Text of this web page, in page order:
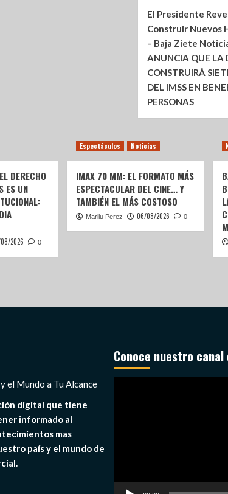
El Presidente
Construir Nuevos
– Baja Ziete
ANUNCIA QUE LA
CONSTRUIRÁ
DEL IMSS EN
PERSONAS
DERECHO
ES UN
2026 0
Espectáculos Noticias
IMAX 70 MM: EL FORMATO MÁS
ESPECTACULAR DEL CINE… Y
TAMBIÉN EL MÁS COSTOSO
Marilu Perez 06/08/2026 0
el Mundo a Tu Alcance
digital que tiene
informado al
mas
país y el mundo de
Conoce nuestro canal